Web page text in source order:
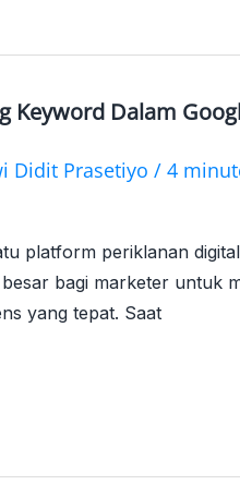
Keyword Dalam
Didit Prasetiyo / 4
platform periklanan
bagi marketer untuk
yang tepat. Saat